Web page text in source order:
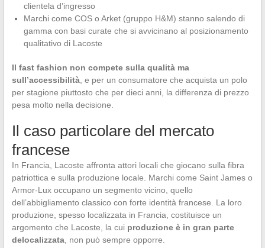
clientela d’ingresso
Marchi come COS o Arket (gruppo H&M) stanno salendo di
gamma con basi curate che si avvicinano al posizionamento
qualitativo di Lacoste
Il fast fashion non compete sulla qualità ma
sull’accessibilità, e per un consumatore che acquista un polo
per stagione piuttosto che per dieci anni, la differenza di prezzo
pesa molto nella decisione.
Il caso particolare del mercato
francese
In Francia, Lacoste affronta attori locali che giocano sulla fibra
patriottica e sulla produzione locale. Marchi come Saint James o
Armor-Lux occupano un segmento vicino, quello
dell’abbigliamento classico con forte identità francese. La loro
produzione, spesso localizzata in Francia, costituisce un
argomento che Lacoste, la cui produzione è in gran parte
delocalizzata, non può sempre opporre.